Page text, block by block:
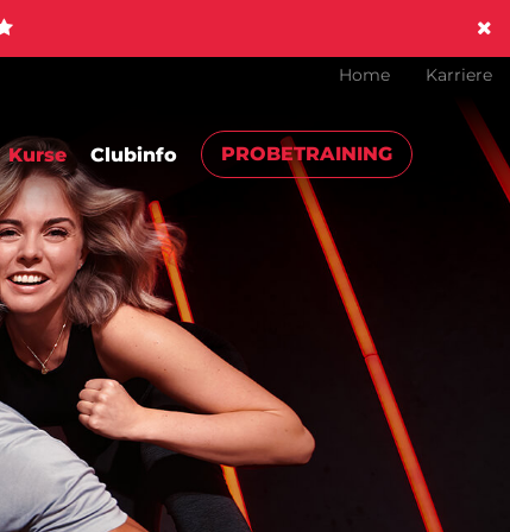
Home Karriere
Kurse Clubinfo PROBETRAINING